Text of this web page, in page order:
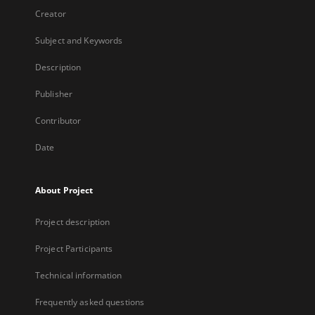
Creator
Subject and Keywords
Description
Publisher
Contributor
Date
About Project
Project description
Project Participants
Technical information
Frequently asked questions